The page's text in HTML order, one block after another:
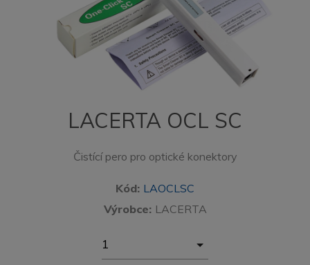
LACERTA OCL SC
Čistící pero pro optické konektory
Kód: LAOCLSC
Výrobce: LACERTA